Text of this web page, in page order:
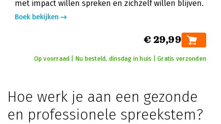
met impact willen spreken en zichzelf willen blijven.
Boek bekijken
€ 29,99
Op voorraad | Nu besteld, dinsdag in huis | Gratis verzonden
Hoe werk je aan een gezonde
en professionele spreekstem?